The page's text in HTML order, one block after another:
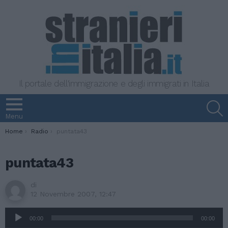
Il portale dell'immigrazione e degli immigrati in Italia
Menu
You are here:
Home Radio puntata43
puntata43
di
12 Novembre 2007, 12:47
00:00 00:00